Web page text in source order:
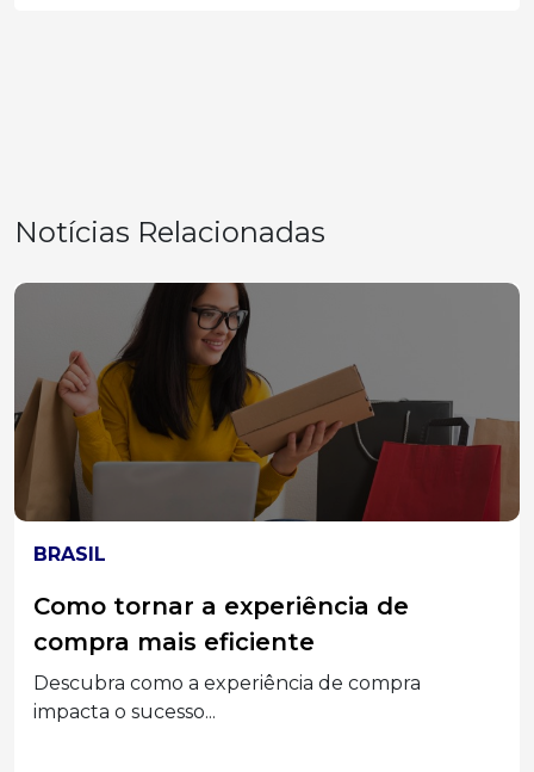
Notícias Relacionadas
ELEIÇÕES 2026
MPT-SC divulga acórdão do TST que
condenou Associações Empresariais
e seus Dirigentes por assédio
eleitoral